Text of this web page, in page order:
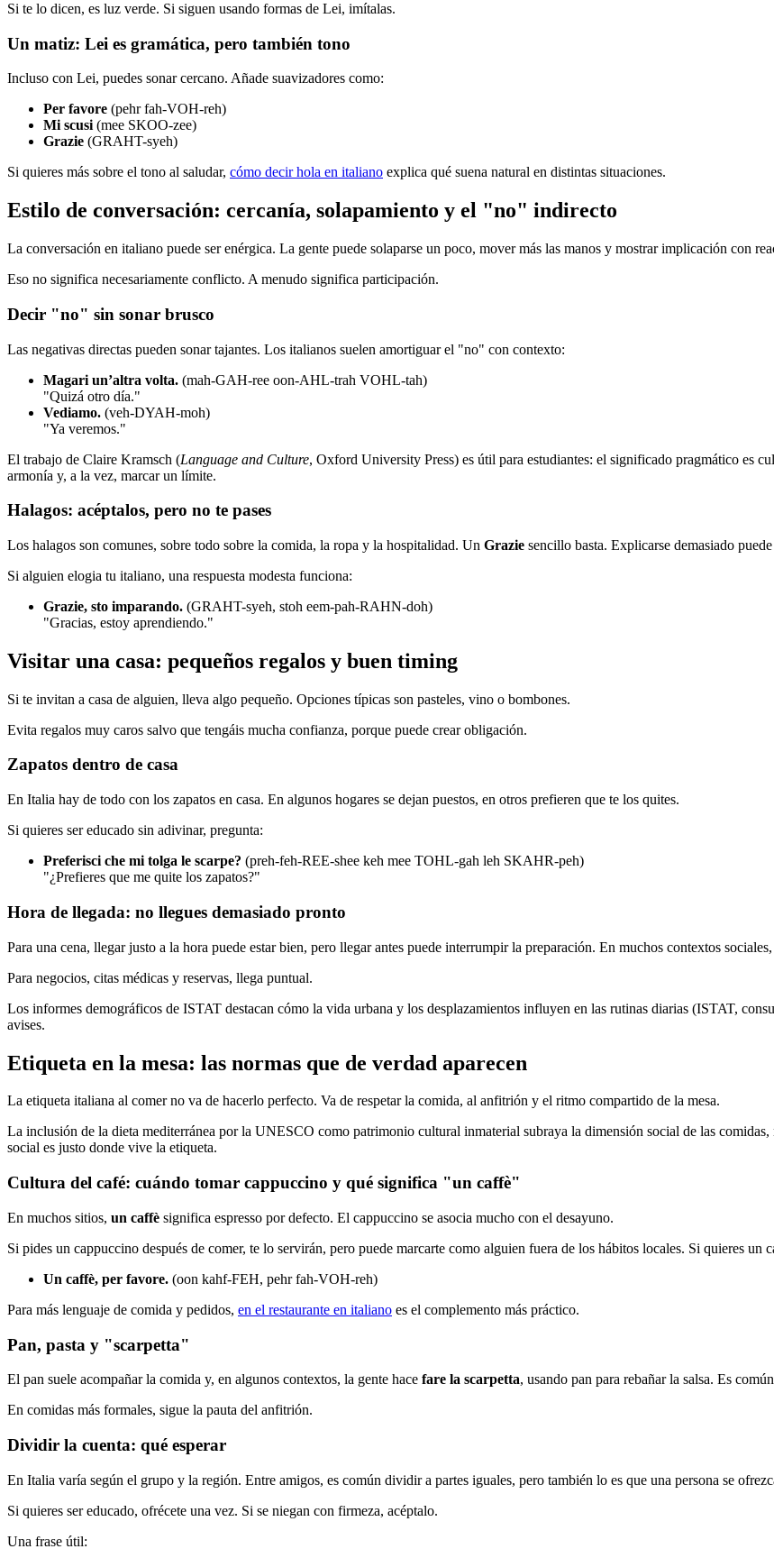
Si te lo dicen, es luz verde. Si siguen usando formas de Lei, imítalas.
Un matiz: Lei es gramática, pero también tono
Incluso con Lei, puedes sonar cercano. Añade suavizadores como:
Per favore (pehr fah-VOH-reh)
Mi scusi (mee SKOO-zee)
Grazie (GRAHT-syeh)
Si quieres más sobre el tono al saludar, cómo decir hola en italiano explica qué suena natural en distintas situaciones.
Estilo de conversación: cercanía, solapamiento y el "no" indirecto
La conversación en italiano puede ser enérgica. La gente puede solaparse un poco, mover más las manos y mostrar implicación con
Eso no significa necesariamente conflicto. A menudo significa participación.
Decir "no" sin sonar brusco
Las negativas directas pueden sonar tajantes. Los italianos suelen amortiguar el "no" con contexto:
Magari un’altra volta. (mah-GAH-ree oon-AHL-trah VOHL-tah)
"Quizá otro día."
Vediamo. (veh-DYAH-moh)
"Ya veremos."
El trabajo de Claire Kramsch (Language and Culture, Oxford University Press) es útil para estudiantes: el significado pragmático es
armonía y, a la vez, marcar un límite.
Halagos: acéptalos, pero no te pases
Los halagos son comunes, sobre todo sobre la comida, la ropa y la hospitalidad. Un Grazie sencillo basta. Explicarse demasiado
Si alguien elogia tu italiano, una respuesta modesta funciona:
Grazie, sto imparando. (GRAHT-syeh, stoh eem-pah-RAHN-doh)
"Gracias, estoy aprendiendo."
Visitar una casa: pequeños regalos y buen timing
Si te invitan a casa de alguien, lleva algo pequeño. Opciones típicas son pasteles, vino o bombones.
Evita regalos muy caros salvo que tengáis mucha confianza, porque puede crear obligación.
Zapatos dentro de casa
En Italia hay de todo con los zapatos en casa. En algunos hogares se dejan puestos, en otros prefieren que te los quites.
Si quieres ser educado sin adivinar, pregunta:
Preferisci che mi tolga le scarpe? (preh-feh-REE-shee keh mee TOHL-gah leh SKAHR-peh)
"¿Prefieres que me quite los zapatos?"
Hora de llegada: no llegues demasiado pronto
Para una cena, llegar justo a la hora puede estar bien, pero llegar antes puede interrumpir la preparación. En muchos contextos
Para negocios, citas médicas y reservas, llega puntual.
Los informes demográficos de ISTAT destacan cómo la vida urbana y los desplazamientos influyen en las rutinas diarias (ISTAT,
avises.
Etiqueta en la mesa: las normas que de verdad aparecen
La etiqueta italiana al comer no va de hacerlo perfecto. Va de respetar la comida, al anfitrión y el ritmo compartido de la mesa.
La inclusión de la dieta mediterránea por la UNESCO como patrimonio cultural inmaterial subraya la dimensión social de las
social es justo donde vive la etiqueta.
Cultura del café: cuándo tomar cappuccino y qué significa "un caffè"
En muchos sitios, un caffè significa espresso por defecto. El cappuccino se asocia mucho con el desayuno.
Si pides un cappuccino después de comer, te lo servirán, pero puede marcarte como alguien fuera de los hábitos locales. Si quieres un
Un caffè, per favore. (oon kahf-FEH, pehr fah-VOH-reh)
Para más lenguaje de comida y pedidos, en el restaurante en italiano es el complemento más práctico.
Pan, pasta y "scarpetta"
El pan suele acompañar la comida y, en algunos contextos, la gente hace fare la scarpetta, usando pan para rebañar la salsa. Es
En comidas más formales, sigue la pauta del anfitrión.
Dividir la cuenta: qué esperar
En Italia varía según el grupo y la región. Entre amigos, es común dividir a partes iguales, pero también lo es que una persona se
Si quieres ser educado, ofrécete una vez. Si se niegan con firmeza, acéptalo.
Una frase útil: